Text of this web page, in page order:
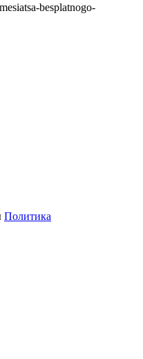
Политика